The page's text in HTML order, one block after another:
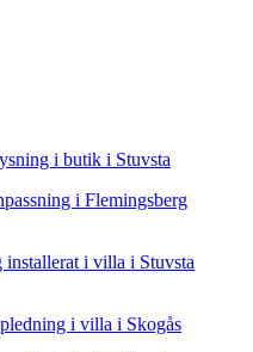
i butik i Stuvsta
i Flemingsberg
installerat i villa i Stuvsta
i villa i Skogås